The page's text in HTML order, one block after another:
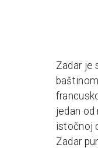
Zadar je
jedan
istočnoj
Zadar